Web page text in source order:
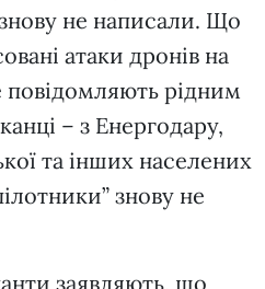
не написали. Що
атаки дронів на
рідним
– з Енергодару,
та інших населених
знову не
заявляють, що